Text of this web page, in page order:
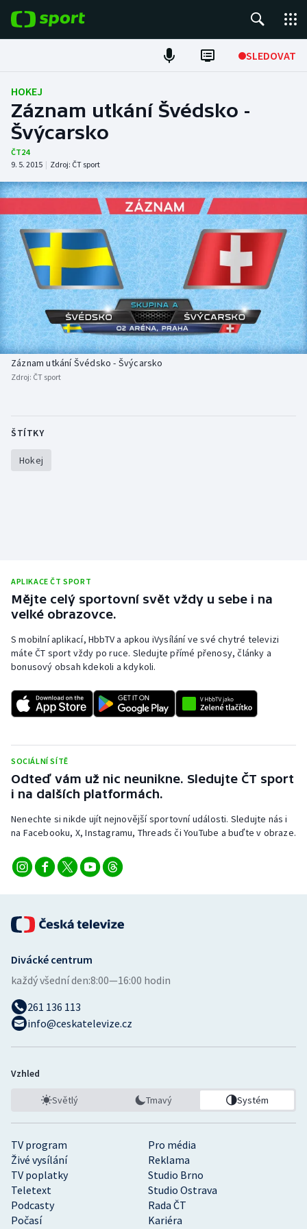
SLEDOVAT
Fotbal
Hokej
Tenis
Atletika
Cyklistika
DALŠÍ SPORTY
Americký fotbal
Baseball a softbal
Basketbal
Biatlon
Futsal
Golf
Gymnastika
Jezdectví
Judo
Krasobruslení
Moderní pětiboj
Parasport
Plavání
Ragby
Rychlobruslení
Rychlostní kanoistika
Short track
Sportovní střelba
NEPŘEHLÉDNĚTE
Soutěže
Historické návraty
Aplikace ČT sport
HOKEJ
Záznam utkání Švédsko -
Švýcarsko
ČT24
9. 5. 2015 | Zdroj: ČT sport
Záznam utkání Švédsko - Švýcarsko
Zdroj: ČT sport
ŠTÍTKY
Hokej
APLIKACE ČT SPORT
Mějte celý sportovní svět vždy u sebe i na
velké obrazovce.
S mobilní aplikací, HbbTV a apkou iVysílání ve své chytré televizi
máte ČT sport vždy po ruce. Sledujte přímé přenosy, články a
bonusový obsah kdekoli a kdykoli.
SOCIÁLNÍ SÍTĚ
Odteď vám už nic neunikne. Sledujte ČT sport
i na dalších platformách.
Nenechte si nikde ujít nejnovější sportovní události. Sledujte nás i
na Facebooku, X, Instagramu, Threads či YouTube a buďte v obraze.
TV program
Pro média
Živé vysílání
Reklama
TV poplatky
Studio Brno
Teletext
Studio Ostrava
Podcasty
Rada ČT
Počasí
Kariéra
Divácké centrum
každý všední den:8:00—16:00 hodin
261 136 113
info@ceskatelevize.cz
Vzhled
Světlý Tmavý Systém